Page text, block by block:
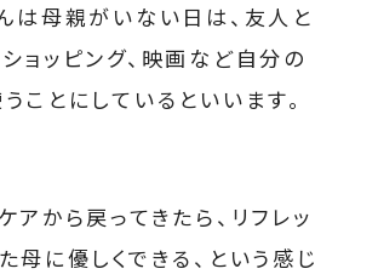
は母親がいない日は、友人と
ョッピング、映画など自分の
ことにしているといいます。
アから戻ってきたら、リフレッ
母に優しくできる、という感じ